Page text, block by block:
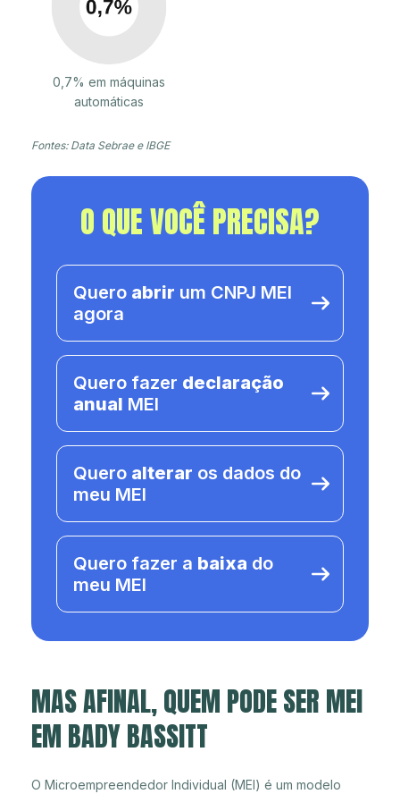
0,7% em máquinas
automáticas
Fontes: Data Sebrae e IBGE
O QUE VOCÊ PRECISA?
Quero abrir um CNPJ MEI
agora
Quero fazer declaração
anual MEI
Quero alterar os dados do
meu MEI
Quero fazer a baixa do
meu MEI
MAS AFINAL, QUEM PODE SER MEI
EM BADY BASSITT
O Microempreendedor Individual (MEI) é um modelo